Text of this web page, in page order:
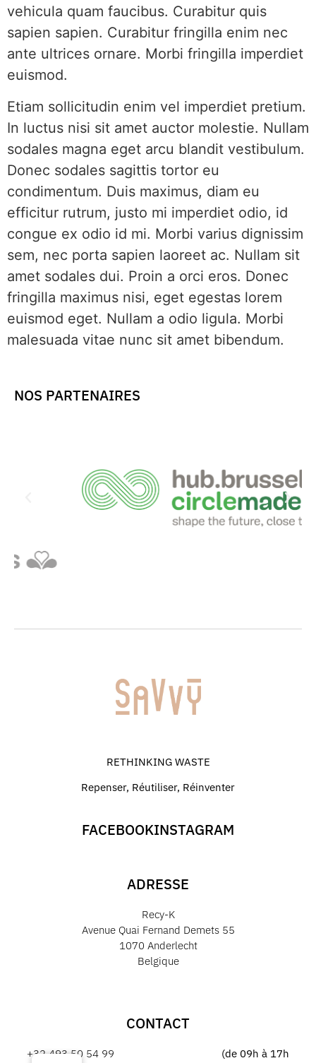
vehicula quam faucibus. Curabitur quis
sapien sapien. Curabitur fringilla enim nec
ante ultrices ornare. Morbi fringilla imperdiet
euismod.
Etiam sollicitudin enim vel imperdiet pretium.
In luctus nisi sit amet auctor molestie. Nullam
sodales magna eget arcu blandit vestibulum.
Donec sodales sagittis tortor eu
condimentum. Duis maximus, diam eu
efficitur rutrum, justo mi imperdiet odio, id
congue ex odio id mi. Morbi varius dignissim
sem, nec porta sapien laoreet ac. Nullam sit
amet sodales dui. Proin a orci eros. Donec
fringilla maximus nisi, eget egestas lorem
euismod eget. Nullam a odio ligula. Morbi
malesuada vitae nunc sit amet bibendum.
NOS PARTENAIRES
RETHINKING WASTE
Repenser, Réutiliser, Réinventer
FACEBOOKINSTAGRAM
ADRESSE
Recy-K
Avenue Quai Fernand Demets 55
1070 Anderlecht
Belgique
CONTACT
+32 493 50 54 99
(de 09h à 17h